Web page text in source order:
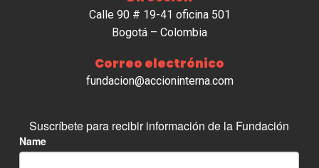
Calle 90 # 19-41 oficina 501
Bogotá – Colombia
Correo electrónico
fundacion@accioninterna.com